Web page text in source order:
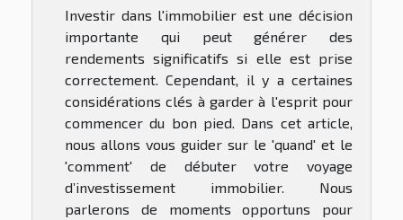
Investir dans l'immobilier est une décision
importante qui peut générer des
rendements significatifs si elle est prise
correctement. Cependant, il y a certaines
considérations clés à garder à l'esprit pour
commencer du bon pied. Dans cet article,
nous allons vous guider sur le 'quand' et le
'comment' de débuter votre voyage
d’investissement immobilier. Nous
parlerons de moments opportuns pour